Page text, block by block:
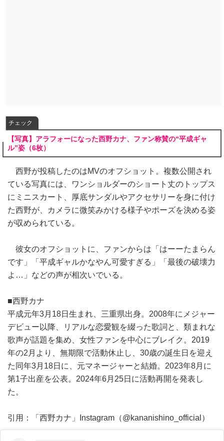
チェック
【写真】アラフォーになった西野カナ、ファン称賛の“平成ギャ
ル”姿（6枚）
西野が投稿したのはMVのオフショット。複数公開され
ている写真には、ワンショルダーのショート丈のトップス
にミニスカート、厚底サンダルやアクセサリーを身に付け
た西野が、カメラに微笑みかける様子やポーズを決める姿
が収められている。
彼女のオフショットに、ファンからは「はーーたまらん
です」「平成ギャルかなやん可愛すぎる」「最後の破壊力
よ…」などの声が相次いでいる。
■西野カナ
平成元年3月18日生まれ、三重県出身。2008年にメジャー
デビュー以降、リアルな恋愛観を綴った歌詞と、類まれな
歌声が話題を集め、女性ファンを中心にブレイク。2019
年の2月より、無期限で活動休止し、30歳の誕生日を迎え
た同年3月18日に、元マネージャーと結婚。2023年8月に
第1子出産を公表。2024年6月25日に活動再開を発表し
た。
引用：「西野カナ」Instagram（@kananishino_official）